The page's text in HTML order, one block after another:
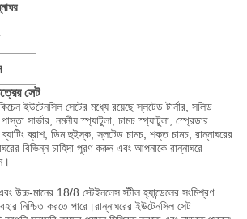
সেট
ইউটেনসিল সেটের মধ্যে রয়েছে স্লটেড টার্নার, সলিড
সার্ভার, নমনীয় স্প্যাটুলা, চামচ স্প্যাটুলা, স্প্রেডার
ব্রাশ, ডিম হুইস্ক, স্লটেড চামচ, শক্ত চামচ, রান্নাঘরের
বিভিন্ন চাহিদা পূরণ করুন এবং আপনাকে রান্নাঘরে
উচ্চ-মানের 18/8 স্টেইনলেস স্টীল হ্যান্ডেলের সংমিশ্রণ
নিশ্চিত করতে পারে।রান্নাঘরের ইউটেনসিল সেট